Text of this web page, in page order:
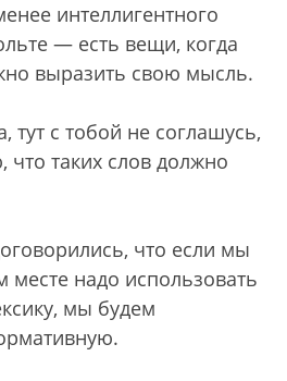
интеллигентного
— есть вещи, когда
выразить свою мысль.
тут с тобой не соглашусь,
что таких слов должно
что если мы
месте надо использовать
мы будем